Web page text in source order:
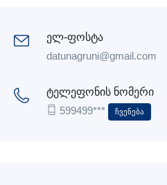
ელ-ფოსტა
datunagruni@gmail.com
ტელეფონის ნომერი
599499***
Ჩვენება